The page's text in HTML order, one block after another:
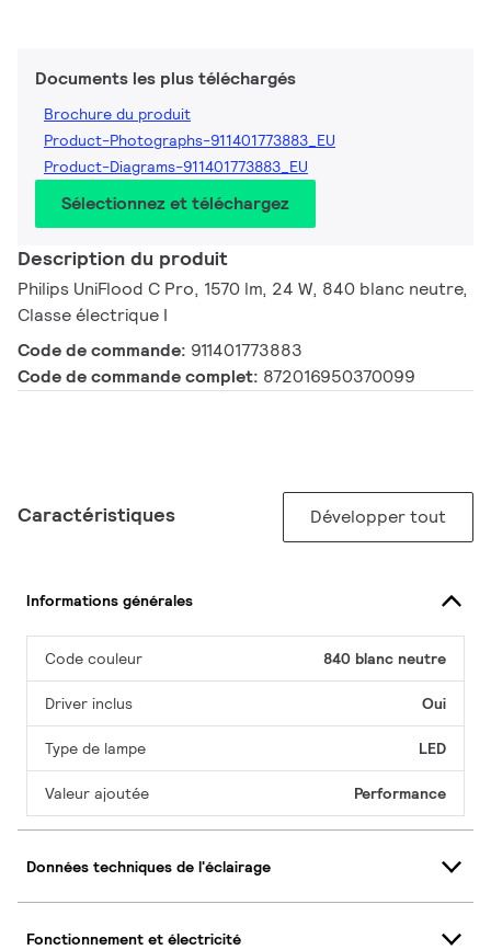
Documents les plus téléchargés
Brochure du produit
Product-Photographs-911401773883_EU
Product-Diagrams-911401773883_EU
Sélectionnez et téléchargez
Description du produit
Philips UniFlood C Pro, 1570 lm, 24 W, 840 blanc neutre,
Classe électrique I
Code de commande: 911401773883
Code de commande complet: 872016950370099
Caractéristiques Développer tout
Informations générales
Code couleur 840 blanc neutre
Driver inclus Oui
Type de lampe LED
Valeur ajoutée Performance
Données techniques de l'éclairage
Fonctionnement et électricité